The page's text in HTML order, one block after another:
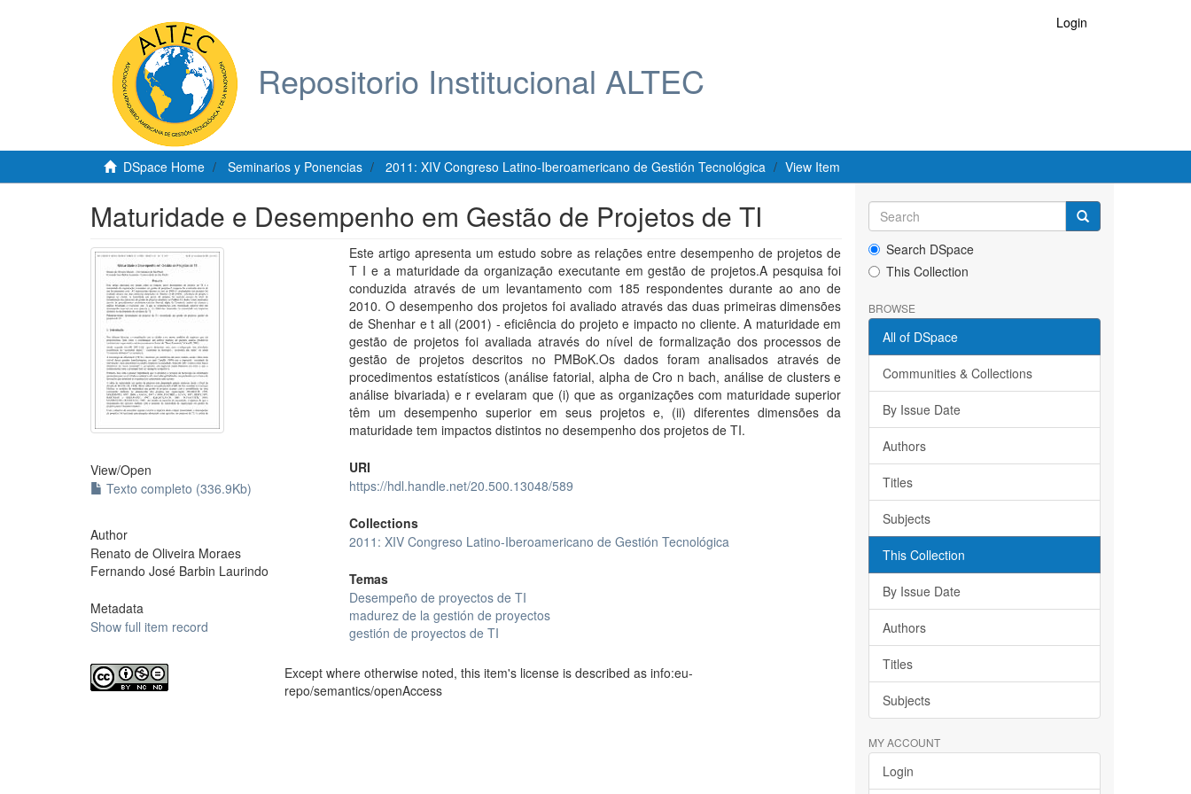
Repositorio Institucional ALTEC
Login
DSpace Home Seminarios y Ponencias 2011: XIV Congreso Latino-Iberoamericano de Gestión Tecnológica View Item
Maturidade e Desempenho em Gestão de Projetos de TI
View/Open
Texto completo (336.9Kb)
Author
Renato de Oliveira Moraes
Fernando José Barbin Laurindo
Metadata
Show full item record
Este artigo apresenta um estudo sobre as relações entre desempenho de projetos de
T I e a maturidade da organização executante em gestão de projetos.A pesquisa foi
conduzida através de um levantamento com 185 respondentes durante ao ano de
2010. O desempenho dos projetos foi avaliado através das duas primeiras dimensões
de Shenhar e t all (2001) - eficiência do projeto e impacto no cliente. A maturidade em
gestão de projetos foi avaliada através do nível de formalização dos processos de
gestão de projetos descritos no PMBoK.Os dados foram analisados através de
procedimentos estatísticos (análise fatorial, alpha de Cro n bach, análise de clusters e
análise bivariada) e r evelaram que (i) que as organizações com maturidade superior
têm um desempenho superior em seus projetos e, (ii) diferentes dimensões da
maturidade tem impactos distintos no desempenho dos projetos de TI.
URI
https://hdl.handle.net/20.500.13048/589
Collections
2011: XIV Congreso Latino-Iberoamericano de Gestión Tecnológica
Temas
Desempeño de proyectos de TI
madurez de la gestión de proyectos
gestión de proyectos de TI
Except where otherwise noted, this item's license is described as info:eu-
repo/semantics/openAccess
Search DSpace
This Collection
BROWSE
All of DSpace
Communities & Collections
By Issue Date
Authors
Titles
Subjects
This Collection
By Issue Date
Authors
Titles
Subjects
MY ACCOUNT
Login